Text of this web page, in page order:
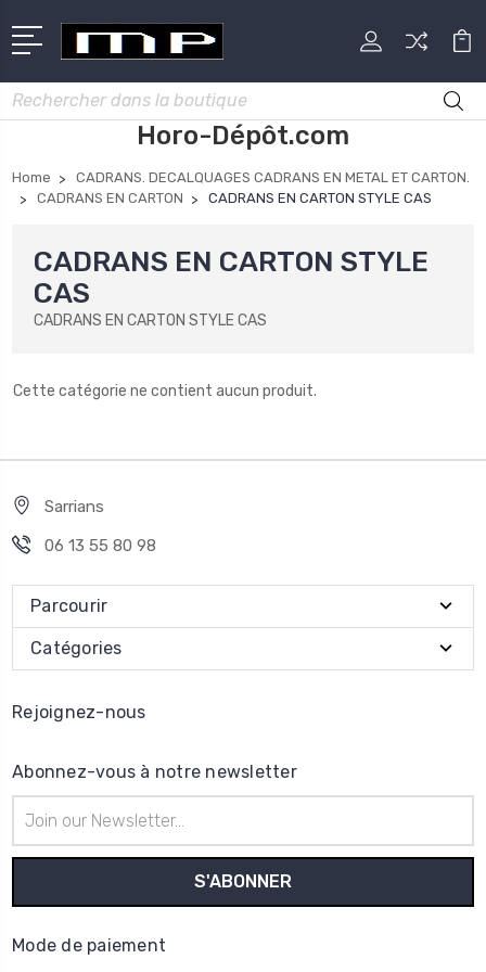
Rechercher
Horo-Dépôt.com
Home
CADRANS. DECALQUAGES CADRANS EN METAL ET CARTON.
CADRANS EN CARTON
CADRANS EN CARTON STYLE CAS
CADRANS EN CARTON STYLE
CAS
CADRANS EN CARTON STYLE CAS
Cette catégorie ne contient aucun produit.
Sarrians
06 13 55 80 98
Parcourir
Catégories
Rejoignez-nous
Abonnez-vous à notre newsletter
e-
mail
Mode de paiement